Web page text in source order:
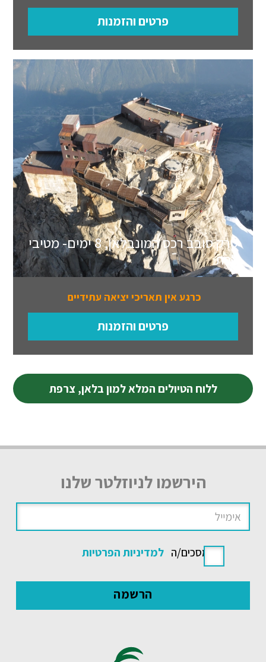
פרטים והזמנות
טרק סובב רכס המונבלאן, 8 ימים- מטיבי
לכת
כרגע אין תאריכי יציאה עתידיים
פרטים והזמנות
ללוח הטיולים המלא למון בלאן, צרפת
הירשמו לניוזלטר שלנו
אני מסכים/ה למדיניות הפרטיות